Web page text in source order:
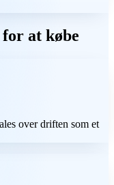
at købe
over driften som et